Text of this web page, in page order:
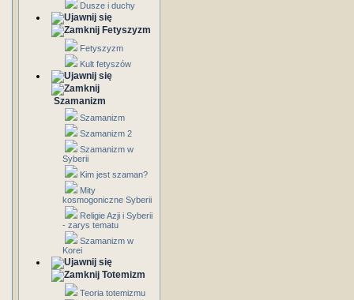
Dusze i duchy
Fetyszyzm
Fetyszyzm
Kult fetyszów
Szamanizm
Szamanizm
Szamanizm 2
Szamanizm w
Syberii
Kim jest szaman?
Mity
kosmogoniczne Syberii
Religie Azji i Syberii
- zarys tematu
Szamanizm w
Korei
Totemizm
Teoria totemizmu